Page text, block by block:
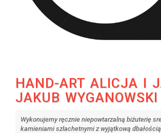
HAND-ART ALICJA I
JAKUB WYGANOWSKI
Wykonujemy ręcznie niepowtarzalną biżuterię
kamieniami szlachetnymi z wyjątkową